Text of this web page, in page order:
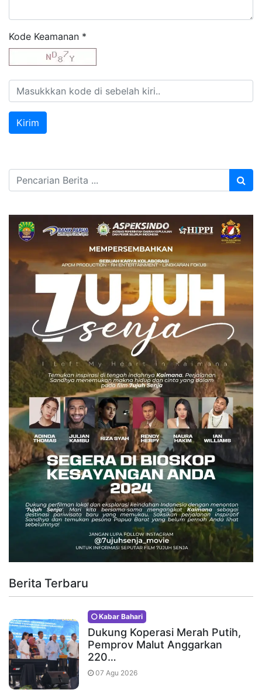
Kode Keamanan *
Berita Terbaru
Kabar Bahari
Dukung Koperasi Merah Putih,
Pemprov Malut Anggarkan
220…
07 Agu 2026